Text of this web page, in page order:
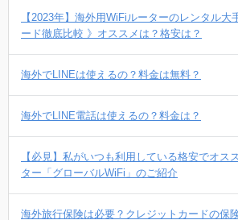
【2023年】海外用WiFiルーターのレンタル大
ード徹底比較 》オススメは？格安は？
海外でLINEは使えるの？料金は無料？
海外でLINE電話は使えるの？料金は？
【必見】私がいつも利用している格安でオス
ター「グローバルWiFi」のご紹介
海外旅行保険は必要？クレジットカードの保